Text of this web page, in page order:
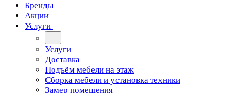
Бренды
Акции
Услуги
Услуги
Доставка
Подъём мебели на этаж
Сборка мебели и установка техники
Замер помещения